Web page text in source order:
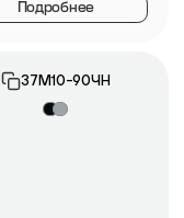
Подробнее
37М10-90ЧН